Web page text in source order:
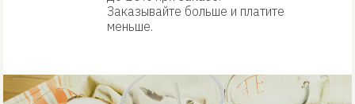
Заказывайте больше и платите
меньше.